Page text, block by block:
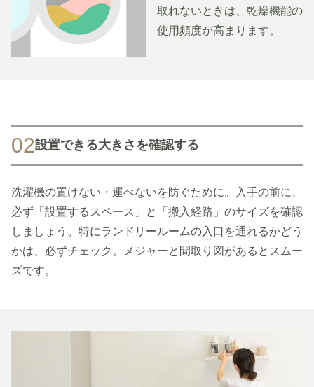
取れないときは、乾燥機能の
使用頻度が高まります。
02設置できる大きさを確認する
洗濯機の置けない・運べないを防ぐために。入手の前に、
必ず「設置するスペース」と「搬入経路」のサイズを確認
しましょう。特にランドリールームの入口を通れるかどう
かは、必ずチェック。メジャーと間取り図があるとスムー
ズです。